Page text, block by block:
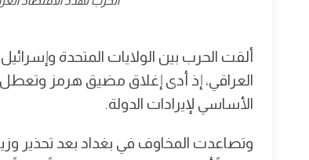
ألقت الحرب بين الولايات المتحدة
العراقي، إذ أدى إغلاق مضيق هرمز وتعطل
الأساسي لإيرادات الدولة.
وتصاعدت المخاوف في بغداد بعد تحذير